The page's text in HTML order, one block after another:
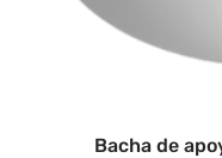
Bacha de